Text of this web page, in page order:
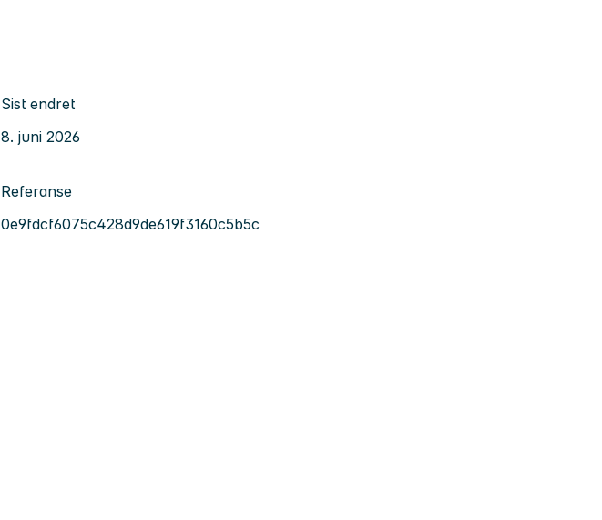
Sist endret
8. juni 2026
Referanse
0e9fdcf6075c428d9de619f3160c5b5c